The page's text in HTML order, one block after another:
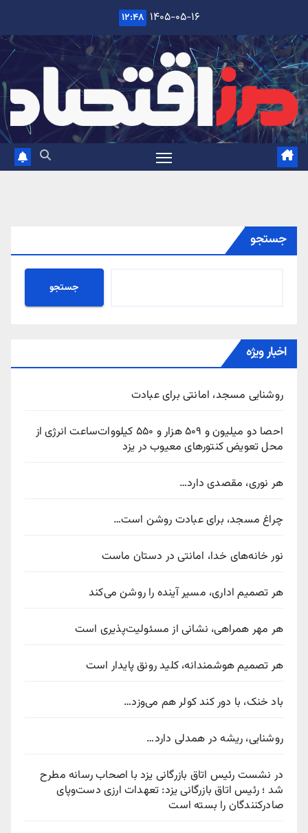
content
۱۴۰۵-۰۵-۱۶ ۱۲:۴۸
جستجو
جستجو
اخبار ویژه
روشنایی مسجد، امانتی برای عبادت
احصا دو میلیون و ۵۰۹ هزار و ۵۵۰ کیلووات‌ساعت انرژی از
محل تعویض کنتورهای معیوب در یزد
هر نوری، مقصدی دارد…
چراغ مسجد، برای عبادت روشن است…
نور خانه‌های خدا، امانتی در دستان ماست
هر تصمیم اداری، مسیر آینده را روشن می‌کند
هر مهر همراهی، نشانی از مسئولیت‌پذیری است
هر تصمیم هوشمندانه، کلید رونق پایدار است
باد خنک، با دور کند کولر هم می‌وزد…
روشنایی، ریشه در همدلی دارد…
در نشست رئیس اتاق بازرگانی یزد با اصحاب رسانه مطرح
شد ؛ رئیس اتاق بازرگانی یزد: تعهدات ارزی دست‌وپای
صادرکنندگان را بسته است